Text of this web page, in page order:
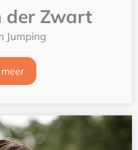
der Zwart
Jumping